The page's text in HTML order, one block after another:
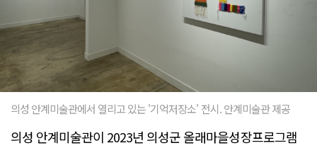
의성 안계미술관에서 열리고 있는 '기억저장소' 전시. 안계미술관 제공
의성 안계미술관이 2023년 의성군 올래마을성장프로그램